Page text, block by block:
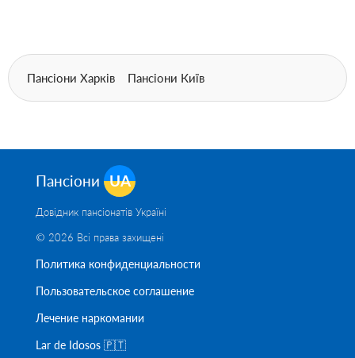
Пансіони Харків Пансіони Київ
Пансіони UA
Довідник пансіонатів Україні
© 2026 Всі права захищені
Политика конфиденциальности
Пользовательское соглашение
Лечение наркомании
Lar de Idosos 🇵🇹